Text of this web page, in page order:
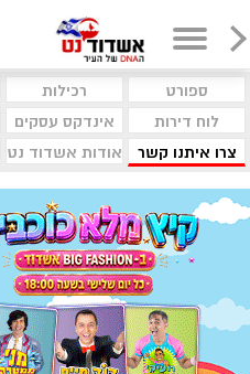
ספורט רכילות
לוח דירות
אינדקס עסקים
צרו איתנו קשר
אודות אשדוד נט